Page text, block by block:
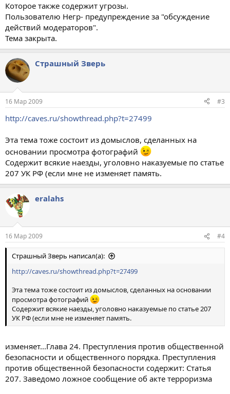
Которое также содержит угрозы.
Пользователю Негр- предупреждение за "обсуждение
действий модераторов".
Тема закрыта.
Страшный Зверь
16 Мар 2009 #3
http://caves.ru/showthread.php?t=27499
Эта тема тоже состоит из домыслов, сделанных на
основании просмотра фотографий
Содержит всякие наезды, уголовно наказуемые по статье
207 УК РФ (если мне не изменяет память.
eralahs
16 Мар 2009 #4
Страшный Зверь написал(а):
http://caves.ru/showthread.php?t=27499
Эта тема тоже состоит из домыслов, сделанных на основании
просмотра фотографий
Содержит всякие наезды, уголовно наказуемые по статье 207
УК РФ (если мне не изменяет память.
изменяет...Глава 24. Преступления против общественной
безопасности и общественного порядка. Преступления
против общественной безопасности содержит: Статья
207. Заведомо ложное сообщение об акте терроризма